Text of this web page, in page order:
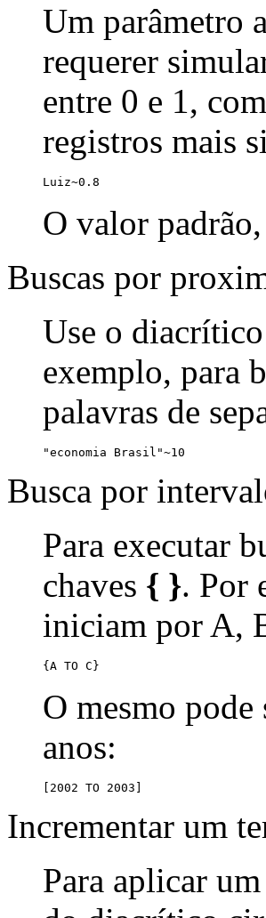
Um parâmetro
requerer
entre 0 e 1,
registros mais
Luiz~0.8
O valor
Buscas por
Use o
exemplo, para
palavras de
"economia Brasil"~10
Busca por
Para executar
chaves { }. Por
iniciam por A,
{A TO C}
O mesmo
anos:
[2002 TO 2003]
Incrementar um
Para aplicar